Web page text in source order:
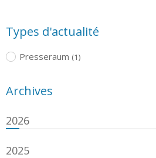
Types d'actualité
Presseraum (1)
Archives
2026
2025